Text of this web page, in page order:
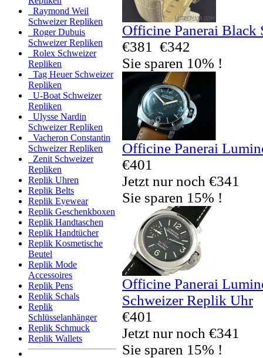
Raymond Weil
Schweizer Repliken
Roger Dubuis
Schweizer Repliken
Rolex Schweizer
Repliken
Tag Heuer Schweizer
Repliken
U-Boat Schweizer
Repliken
Ulysse Nardin
Schweizer Repliken
Vacheron Constantin
Schweizer Repliken
Zenit Schweizer
Repliken
Replik Uhren
Replik Belts
Replik Eyewear
Replik Geschenkboxen
Replik Handtaschen
Replik Handtücher
Replik Kosmetische
Beutel
Replik Mode
Accessoires
Replik Pens
Replik Schals
Replik
Schlüsselanhänger
Replik Schmuck
Replik Wallets
Officine Panerai Black
€381
€342
Sie sparen 10% !
Officine Panerai
€401
Jetzt nur noch €341
Sie sparen 15% !
Officine Panerai
Schweizer Replik Uhr
€401
Jetzt nur noch €341
Sie sparen 15% !